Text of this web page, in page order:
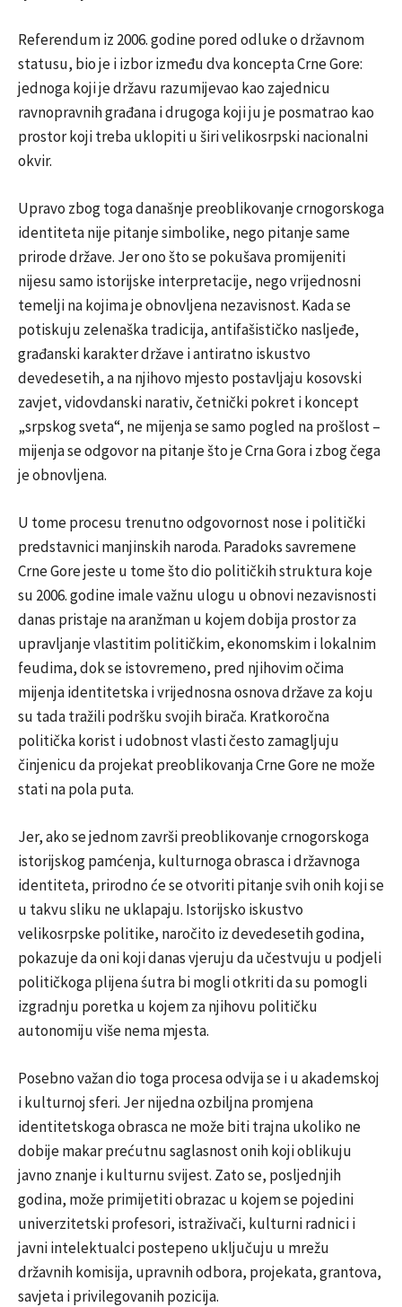
Referendum iz 2006. godine pored odluke o državnom
statusu, bio je i izbor između dva koncepta Crne Gore:
jednoga koji je državu razumijevao kao zajednicu
ravnopravnih građana i drugoga koji ju je posmatrao kao
prostor koji treba uklopiti u širi velikosrpski nacionalni
okvir.
Upravo zbog toga današnje preoblikovanje crnogorskoga
identiteta nije pitanje simbolike, nego pitanje same
prirode države. Jer ono što se pokušava promijeniti
nijesu samo istorijske interpretacije, nego vrijednosni
temelji na kojima je obnovljena nezavisnost. Kada se
potiskuju zelenaška tradicija, antifašističko nasljeđe,
građanski karakter države i antiratno iskustvo
devedesetih, a na njihovo mjesto postavljaju kosovski
zavjet, vidovdanski narativ, četnički pokret i koncept
„srpskog sveta“, ne mijenja se samo pogled na prošlost –
mijenja se odgovor na pitanje što je Crna Gora i zbog čega
je obnovljena.
U tome procesu trenutno odgovornost nose i politički
predstavnici manjinskih naroda. Paradoks savremene
Crne Gore jeste u tome što dio političkih struktura koje
su 2006. godine imale važnu ulogu u obnovi nezavisnosti
danas pristaje na aranžman u kojem dobija prostor za
upravljanje vlastitim političkim, ekonomskim i lokalnim
feudima, dok se istovremeno, pred njihovim očima
mijenja identitetska i vrijednosna osnova države za koju
su tada tražili podršku svojih birača. Kratkoročna
politička korist i udobnost vlasti često zamagljuju
činjenicu da projekat preoblikovanja Crne Gore ne može
stati na pola puta.
Jer, ako se jednom završi preoblikovanje crnogorskoga
istorijskog pamćenja, kulturnoga obrasca i državnoga
identiteta, prirodno će se otvoriti pitanje svih onih koji se
u takvu sliku ne uklapaju. Istorijsko iskustvo
velikosrpske politike, naročito iz devedesetih godina,
pokazuje da oni koji danas vjeruju da učestvuju u podjeli
političkoga plijena śutra bi mogli otkriti da su pomogli
izgradnju poretka u kojem za njihovu političku
autonomiju više nema mjesta.
Posebno važan dio toga procesa odvija se i u akademskoj
i kulturnoj sferi. Jer nijedna ozbiljna promjena
identitetskoga obrasca ne može biti trajna ukoliko ne
dobije makar prećutnu saglasnost onih koji oblikuju
javno znanje i kulturnu svijest. Zato se, posljednjih
godina, može primijetiti obrazac u kojem se pojedini
univerzitetski profesori, istraživači, kulturni radnici i
javni intelektualci postepeno uključuju u mrežu
državnih komisija, upravnih odbora, projekata, grantova,
savjeta i privilegovanih pozicija.